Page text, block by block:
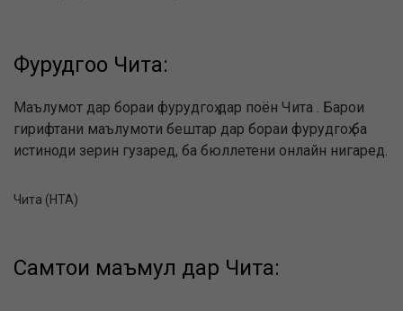
Фурудгоҳҳо Чита:
Маълумот дар бораи фурудгоҳ дар поён Чита . Барои
гирифтани маълумоти бештар дар бораи фурудгоҳ ба
истиноди зерин гузаред, ба бюллетени онлайн нигаред.
Чита (HTA)
Самтҳои маъмул дар Чита: